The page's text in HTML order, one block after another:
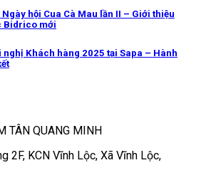
hội Cua Cà Mau lần II – Giới thiệu
Bidrico mới
Khách hàng 2025 tại Sapa – Hành
TÂN QUANG MINH
2F, KCN Vĩnh Lộc, Xã Vĩnh Lộc,